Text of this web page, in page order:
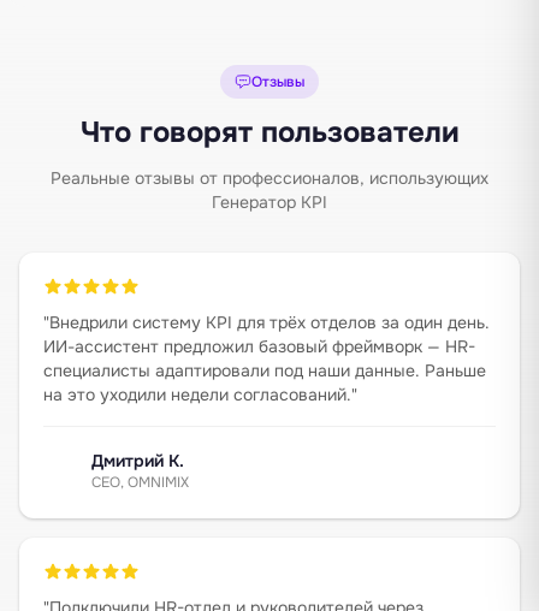
Отзывы
Что говорят пользователи
Реальные отзывы от профессионалов, использующих
Генератор KPI
"Внедрили систему KPI для трёх отделов за один день.
ИИ-ассистент предложил базовый фреймворк — HR-
специалисты адаптировали под наши данные. Раньше
на это уходили недели согласований."
Дмитрий К.
CEO, OMNIMIX